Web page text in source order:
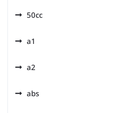
50cc
a1
a2
abs